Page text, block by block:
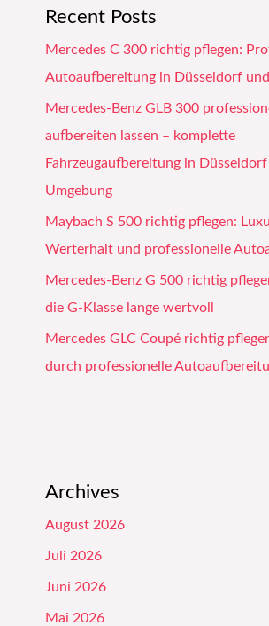
Recent Posts
Mercedes C 300 richtig pflegen:
Autoaufbereitung in Düsseldorf
Mercedes-Benz GLB 300
aufbereiten lassen – komplette
Fahrzeugaufbereitung in Düsseldorf
Umgebung
Maybach S 500 richtig pflegen:
Werterhalt und professionelle
Mercedes-Benz G 500 richtig
die G-Klasse lange wertvoll
Mercedes GLC Coupé richtig
durch professionelle
Archives
August 2026
Juli 2026
Juni 2026
Mai 2026